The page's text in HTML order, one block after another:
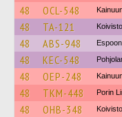
48 OCL-548
48 TA-121
48 ABS-948
48 KEC-548
48 OEP-248
48 TKM-448 Porin
48 OHB-348